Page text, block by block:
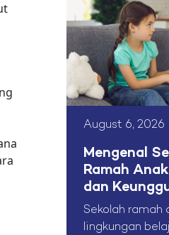
August 6, 2026
Mengenal
Ramah
dan
Sekolah ramah
lingkungan